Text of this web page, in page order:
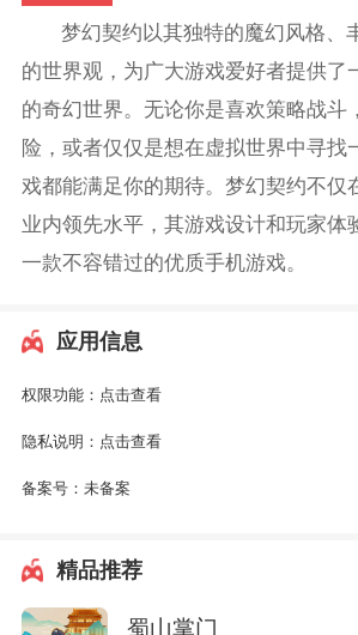
梦幻契约以其独特的魔幻风格、
的世界观，为广大游戏爱好者提供了
的奇幻世界。无论你是喜欢策略战斗
险，或者仅仅是想在虚拟世界中寻找
戏都能满足你的期待。梦幻契约不仅
业内领先水平，其游戏设计和玩家体
一款不容错过的优质手机游戏。
应用信息
权限功能： 点击查看
隐私说明： 点击查看
备案号： 未备案
精品推荐
蜀山掌门